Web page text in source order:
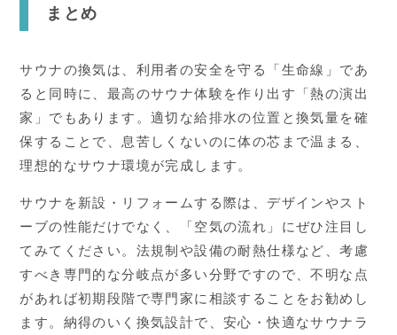
まとめ
サウナの換気は、利用者の安全を守る「生命線」であ
ると同時に、最高のサウナ体験を作り出す「熱の演出
家」でもあります。適切な給排水の位置と換気量を確
保することで、息苦しくないのに体の芯まで温まる、
理想的なサウナ環境が完成します。
サウナを新設・リフォームする際は、デザインやスト
ーブの性能だけでなく、「空気の流れ」にぜひ注目し
てみてください。法規制や設備の耐熱仕様など、考慮
すべき専門的な分岐点が多い分野ですので、不明な点
があれば初期段階で専門家に相談することをお勧めし
ます。納得のいく換気設計で、安心・快適なサウナラ